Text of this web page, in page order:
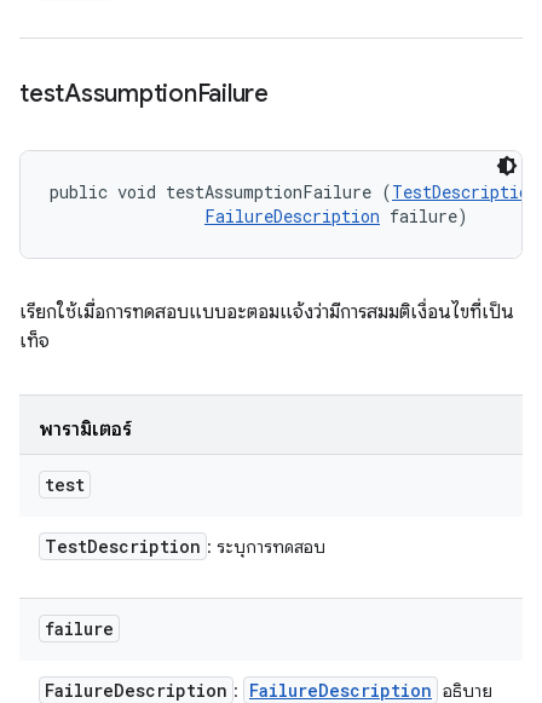
testAssumptionFailure
public void testAssumptionFailure (TestDescription
FailureDescription failure)
เรียกใช้เมื่อการทดสอบแบบอะตอมแจ้งว่ามีการสมมติเงื่อนไขที่เป็น
เท็จ
พารามิเตอร์
test
TestDescription : ระบุการทดสอบ
failure
FailureDescription : FailureDescription อธิบาย